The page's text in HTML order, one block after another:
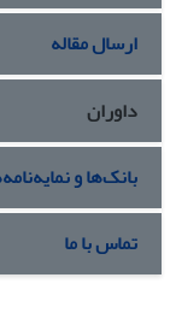
ارسال مقاله
داوران
بانک‌ها و
تماس با ما